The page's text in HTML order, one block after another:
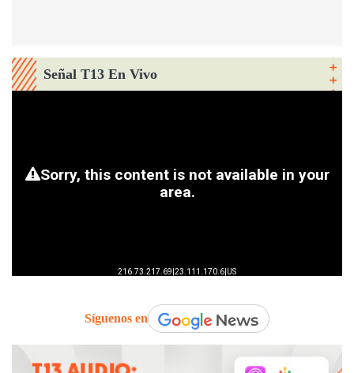
Señal T13 En Vivo
Síguenos en